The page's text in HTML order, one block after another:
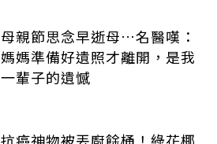
母親節思念早逝母…名醫嘆：
媽媽準備好遺照才離開，是我
一輩子的遺憾
抗癌神物被丟廚餘桶！綠花椰